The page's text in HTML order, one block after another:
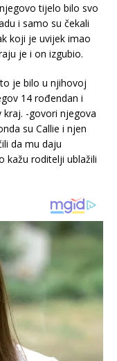
tijelo bilo svo
i samo su čekali
koji je uvijek imao
je i on izgubio.
je bilo u njihovoj
14 rođendan i
kraj. -govori njegova
su Callie i njen
da mu daju
kažu roditelji ublažili